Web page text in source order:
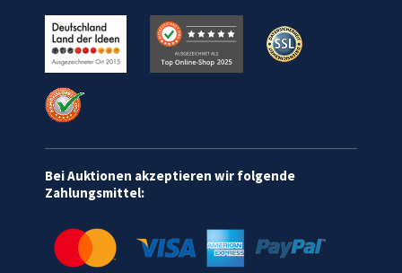
Bei Auktionen akzeptieren wir folgende
Zahlungsmittel: